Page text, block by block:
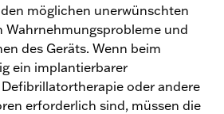
möglichen unerwünschten
Wahrnehmungsprobleme und
des Geräts. Wenn beim
ein implantierbarer
oder andere
erforderlich sind, müssen die